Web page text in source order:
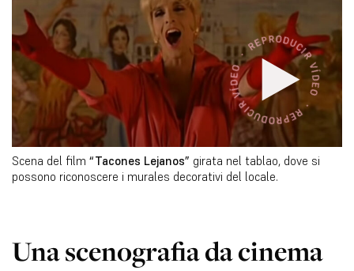
Scena del film “Tacones Lejanos” girata nel tablao, dove si
possono riconoscere i murales decorativi del locale.
Una scenografia da cinema